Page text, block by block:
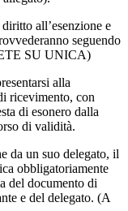
all’esenzione e
seguendo
SU UNICA)
alla
ricevimento, con
di esonero dalla
di validità.
da un suo delegato, il
obbligatoriamente
del documento di
e del delegato. (A